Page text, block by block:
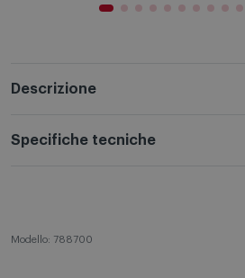
Descrizione
Specifiche tecniche
Modello: 788700